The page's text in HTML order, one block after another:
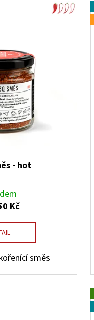
- hot
Kč
směs